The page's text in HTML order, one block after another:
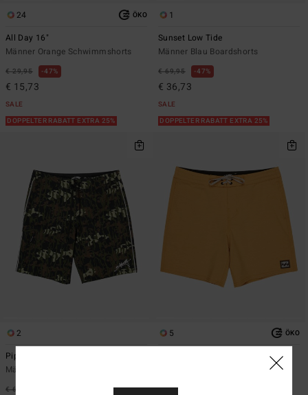
24 ÖKO
All Day 16"
Männer Orange Schwimmshorts
€ 29,95 47%
€ 15,73
SALE
DOPPELTER RABATT EXTRA 25%
1
Sunset Low Tide
Männer Blau Boardshorts
€ 69,95 47%
€ 36,73
SALE
DOPPELTER RABATT EXTRA 25%
2
Piped Pro
Männer Grau Boardshorts
€ 65,95
5 ÖKO
€ 55,95